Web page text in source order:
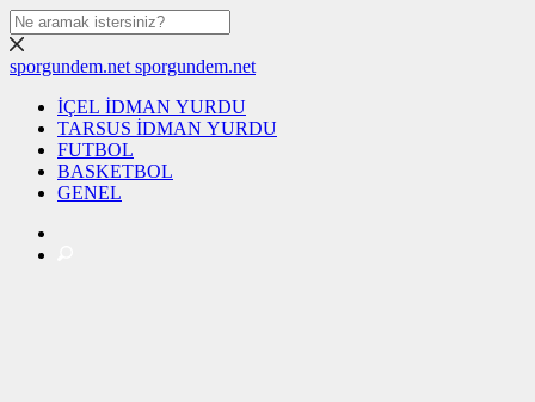
sporgundem.net sporgundem.net
İÇEL İDMAN YURDU
TARSUS İDMAN YURDU
FUTBOL
BASKETBOL
GENEL